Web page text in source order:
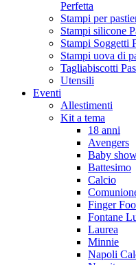
Perfetta
Stampi per
Stampi silicone
Stampi Soggetti
Stampi uova di
Tagliabiscotti
Utensili
Eventi
Allestimenti
Kit a tema
18 anni
Avengers
Baby
Battesimo
Calcio
Finger
Fontane
Laurea
Minnie
Napoli